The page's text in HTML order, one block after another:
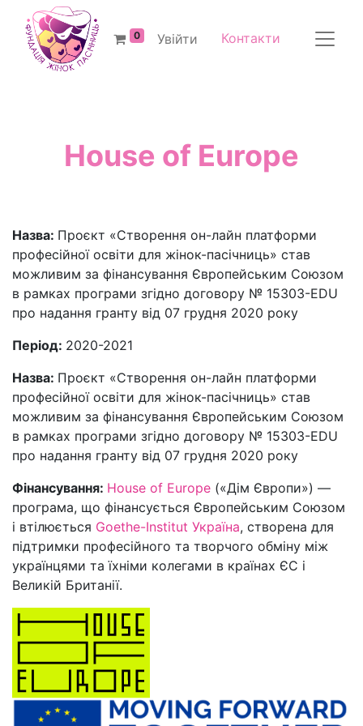
0 Увійти Контакти
House of Europe
Назва: Проєкт «Створення он-лайн платформи
професійної освіти для жінок-пасічниць» став
можливим за фінансування Європейським Союзом
в рамках програми згідно договору № 15303-EDU
про надання гранту від 07 грудня 2020 року
Період: 2020-2021
Назва: Проєкт «Створення он-лайн платформи
професійної освіти для жінок-пасічниць» став
можливим за фінансування Європейським Союзом
в рамках програми згідно договору № 15303-EDU
про надання гранту від 07 грудня 2020 року
Фінансування: House of Europe («Дім Європи») —
програма, що фінансується Європейським Союзом
і втілюється Goethe-Institut Україна, створена для
підтримки професійного та творчого обміну між
українцями та їхніми колегами в країнах ЄС і
Великій Британії.